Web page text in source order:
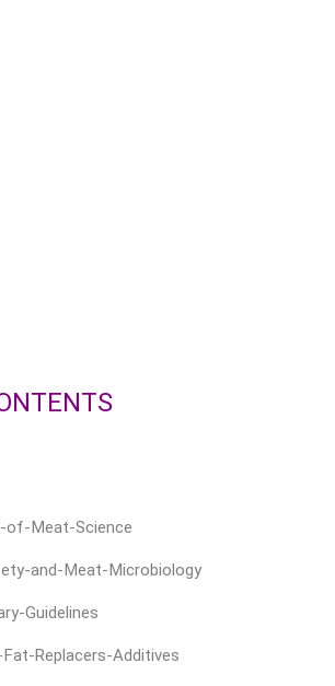
of-Meat-Science
and-Meat-Microbiology
Guidelines
Replacers-Additives